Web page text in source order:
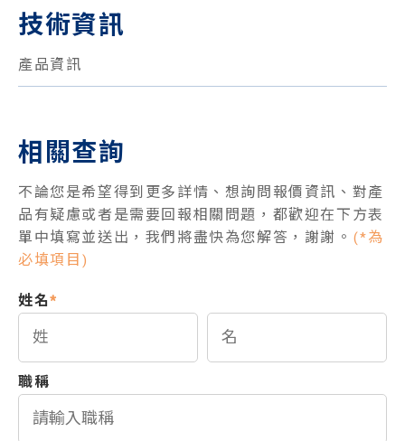
技術資訊
產品資訊
相關查詢
不論您是希望得到更多詳情、想詢問報價資訊、對產
品有疑慮或者是需要回報相關問題，都歡迎在下方表
單中填寫並送出，我們將盡快為您解答，謝謝。 (*為
必填項目)
姓名*
職稱